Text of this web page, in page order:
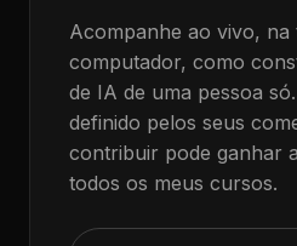
Acompanhe ao vivo, na
computador, como
de IA de uma pessoa
definido pelos seus
contribuir pode ganhar
todos os meus cursos.